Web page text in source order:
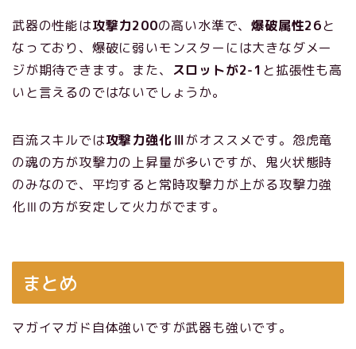
武器の性能は攻撃力200の高い水準で、爆破属性26と
なっており、爆破に弱いモンスターには大きなダメー
ジが期待できます。また、
スロットが2-1 と拡張性も高
いと言えるのではないでしょうか。
百流スキルでは攻撃力強化Ⅲがオススメです。怨虎竜
の魂の方が攻撃力の上昇量が多いですが、鬼火状態時
のみなので、平均すると常時攻撃力が上がる攻撃力強
化Ⅲの方が安定して火力がでます。
まとめ
マガイマガド自体強いですが武器も強いです。